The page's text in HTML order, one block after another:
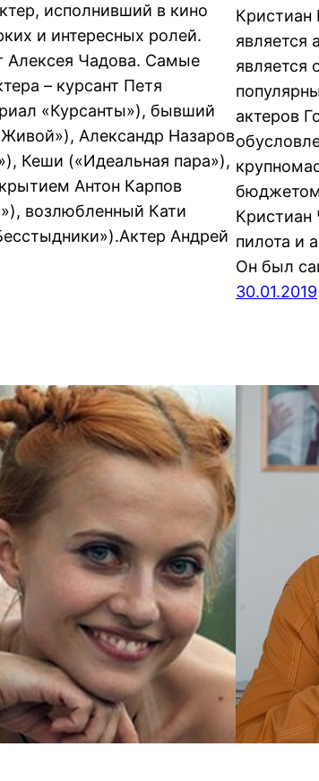
исполнивший в кино
и интересных ролей.
Алексея Чадова. Самые
– курсант Петя
«Курсанты»), бывший
Александр Назаров
Кеши («Идеальная пара»),
Антон Карпов
возлюбленный Кати
Андрей
Кристиан
является
актеров
Кристиан
пилота и
Он был
30.01.2019